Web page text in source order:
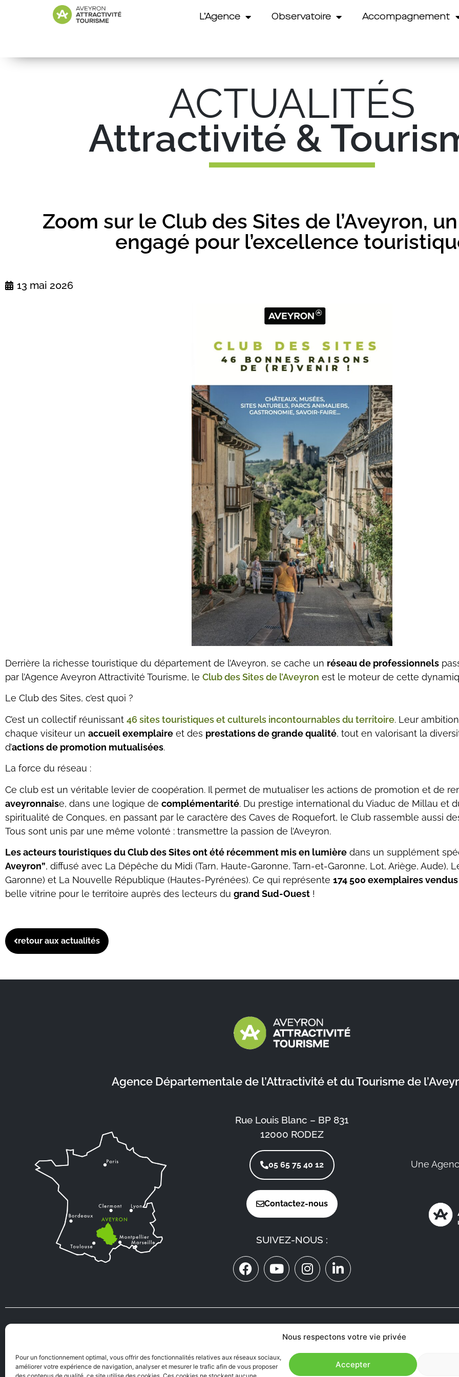
Nous respectons votre vie privée
Pour un fonctionnement optimal, vous offrir des fonctionnalités relatives aux réseaux sociaux,
améliorer votre expérience de navigation, analyser et mesurer le trafic afin de vous proposer
Accepter
L’Agence Observatoire Accompagnement
ACTUALITÉS
Attractivité &
Zoom sur le Club des Sites de l’Aveyron,
engagé pour l’excellence
13 mai 2026
Derrière la richesse touristique du département de l’Aveyron, se cache un réseau de professionnels
par l’Agence Aveyron Attractivité Tourisme, le Club des Sites de l’Aveyron est le moteur de cette
Le Club des Sites, c’est quoi ?
C’est un collectif réunissant 46 sites touristiques et culturels incontournables du territoire. Leur
chaque visiteur un accueil exemplaire et des prestations de grande qualité, tout en valorisant la
d’actions de promotion mutualisées.
La force du réseau :
Ce club est un véritable levier de coopération. Il permet de mutualiser les actions de promotion et de
aveyronnaise, dans une logique de complémentarité. Du prestige international du Viaduc de Millau et
spiritualité de Conques, en passant par le caractère des Caves de Roquefort, le Club rassemble aussi
Tous sont unis par une même volonté : transmettre la passion de l’Aveyron.
Les acteurs touristiques du Club des Sites ont été récemment mis en lumière dans un supplément
Aveyron”, diffusé avec La Dépêche du Midi (Tarn, Haute-Garonne, Tarn-et-Garonne, Lot, Ariège, Aude),
Garonne) et La Nouvelle République (Hautes-Pyrénées). Ce qui représente 174 500 exemplaires
belle vitrine pour le territoire auprès des lecteurs du grand Sud-Ouest !
retour aux actualités
Agence Départementale de l’Attractivité et du Tourisme de
Rue Louis Blanc – BP 831
12000 RODEZ
05 65 75 40 12
Contactez-nous
SUIVEZ-NOUS :
Une
MÉDECINS
ON RECRUTE